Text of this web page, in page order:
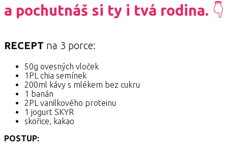
a pochutnáš si ty i tvá rodina. 👇
RECEPT na 3 porce:
50g ovesných vloček
1PL chia semínek
200ml kávy s mlékem bez cukru
1 banán
2PL vanilkového proteinu
1 jogurt SKYR
skořice, kakao
POSTUP: